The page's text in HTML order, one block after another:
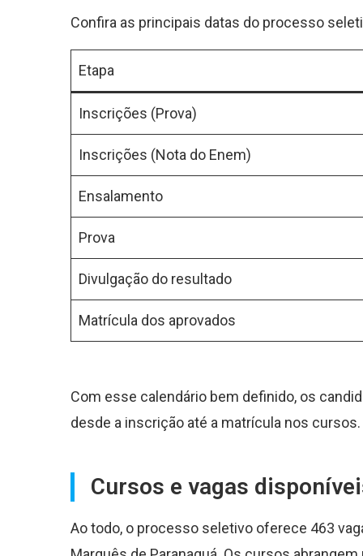
Confira as principais datas do processo
Etapa
Inscrições (Prova)
Inscrições (Nota do Enem)
Ensalamento
Prova
Divulgação do resultado
Matrícula dos aprovados
Com esse calendário bem definido, os
desde a inscrição até a matrícula nos cursos.
Cursos e vagas
Ao todo, o processo seletivo oferece 463